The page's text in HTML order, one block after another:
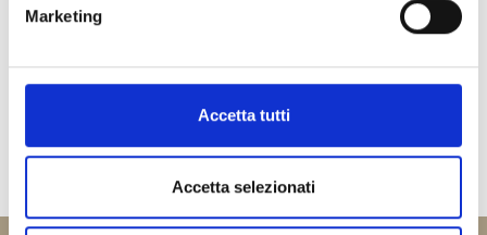
Marketing
Accetta tutti
Accetta selezionati